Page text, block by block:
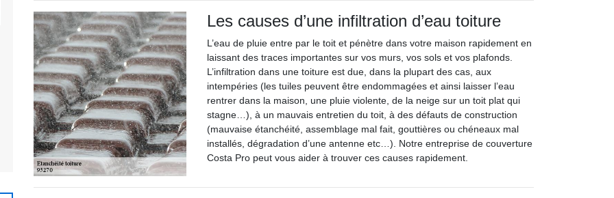
Les causes d’une infiltration d’eau toiture
L’eau de pluie entre par le toit et pénètre dans votre maison rapidement en
laissant des traces importantes sur vos murs, vos sols et vos plafonds.
L’infiltration dans une toiture est due, dans la plupart des cas, aux
intempéries (les tuiles peuvent être endommagées et ainsi laisser l’eau
rentrer dans la maison, une pluie violente, de la neige sur un toit plat qui
stagne…), à un mauvais entretien du toit, à des défauts de construction
(mauvaise étanchéité, assemblage mal fait, gouttières ou chéneaux mal
installés, dégradation d’une antenne etc…). Notre entreprise de couverture
Costa Pro peut vous aider à trouver ces causes rapidement.